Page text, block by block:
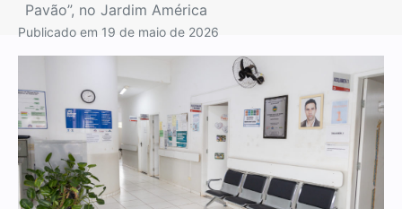
Pavão”, no Jardim América
Publicado em 19 de maio de 2026